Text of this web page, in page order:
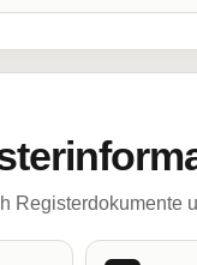
Registerdokumente